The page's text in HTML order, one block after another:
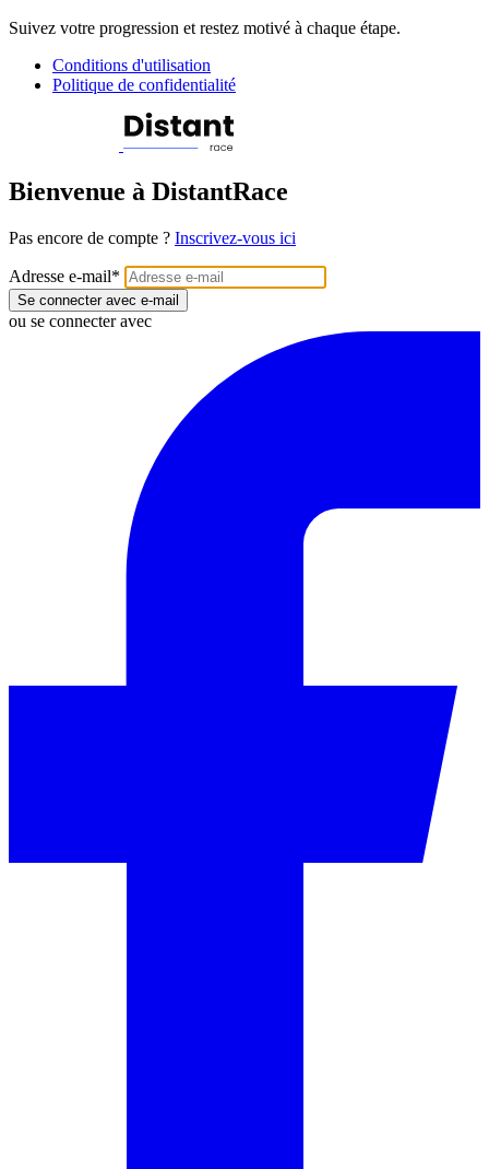
Suivez votre progression et restez motivé à chaque étape.
Conditions d'utilisation
Politique de confidentialité
Bienvenue à DistantRace
Pas encore de compte ? Inscrivez-vous ici
Adresse e-mail*
Se connecter avec e-mail
ou se connecter avec